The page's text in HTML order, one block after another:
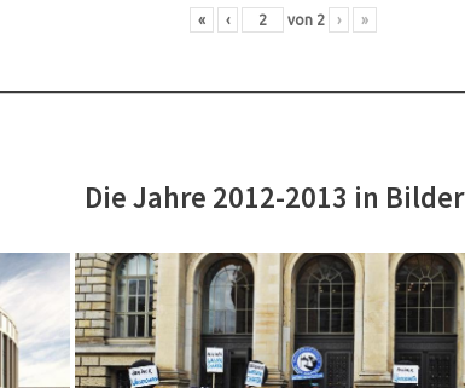
« ‹ von 2 › »
Die Jahre 2012-2013 in